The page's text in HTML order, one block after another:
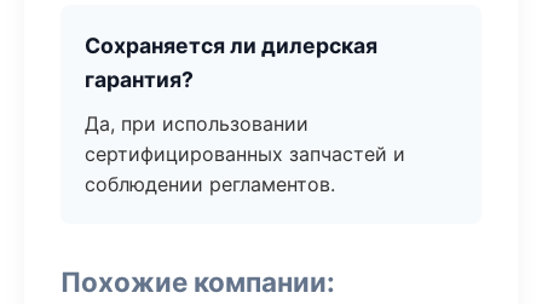
Сохраняется ли дилерская
гарантия?
Да, при использовании
сертифицированных запчастей и
соблюдении регламентов.
Похожие компании: